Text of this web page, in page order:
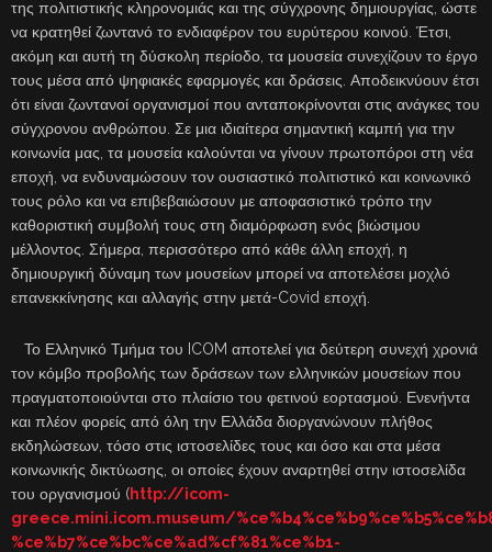
της πολιτιστικής κληρονομιάς και της σύγχρονης δημιουργίας, ώστε
να κρατηθεί ζωντανό το ενδιαφέρον του ευρύτερου κοινού. Έτσι,
ακόμη και αυτή τη δύσκολη περίοδο, τα μουσεία συνεχίζουν το έργο
τους μέσα από ψηφιακές εφαρμογές και δράσεις. Αποδεικνύουν έτσι
ότι είναι ζωντανοί οργανισμοί που ανταποκρίνονται στις ανάγκες του
σύγχρονου ανθρώπου. Σε μια ιδιαίτερα σημαντική καμπή για την
κοινωνία μας, τα μουσεία καλούνται να γίνουν πρωτοπόροι στη νέα
εποχή, να ενδυναμώσουν τον ουσιαστικό πολιτιστικό και κοινωνικό
τους ρόλο και να επιβεβαιώσουν με αποφασιστικό τρόπο την
καθοριστική συμβολή τους στη διαμόρφωση ενός βιώσιμου
μέλλοντος. Σήμερα, περισσότερο από κάθε άλλη εποχή, η
δημιουργική δύναμη των μουσείων μπορεί να αποτελέσει μοχλό
επανεκκίνησης και αλλαγής στην μετά-Covid εποχή.
Το Ελληνικό Τμήμα του ICOM αποτελεί για δεύτερη συνεχή χρονιά
τον κόμβο προβολής των δράσεων των ελληνικών μουσείων που
πραγματοποιούνται στο πλαίσιο του φετινού εορτασμού. Ενενήντα
και πλέον φορείς από όλη την Ελλάδα διοργανώνουν πλήθος
εκδηλώσεων, τόσο στις ιστοσελίδες τους και όσο και στα μέσα
κοινωνικής δικτύωσης, οι οποίες έχουν αναρτηθεί στην ιστοσελίδα
του οργανισμού (http://icom-
greece.mini.icom.museum/
%ce%b7%ce%bc%ce%ad%cf%81%ce%b1-